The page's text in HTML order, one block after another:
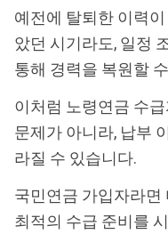
예전에 탈퇴한 이력
았던 시기라도, 일정
통해 경력을 복원할
이처럼 노령연금 수
문제가 아니라, 납부
라질 수 있습니다.
국민연금 가입자라면
최적의 수급 준비를